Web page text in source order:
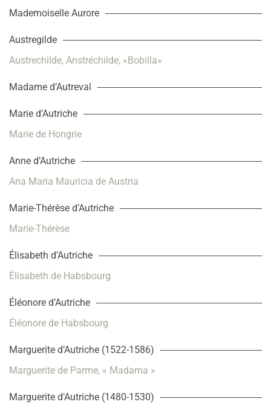
Mademoiselle Aurore
Austregilde
Austrechilde, Anstréchilde, «Bobilla»
Madame d’Autreval
Marie d’Autriche
Marie de Hongrie
Anne d’Autriche
Ana Maria Mauricia de Austria
Marie-Thérèse d’Autriche
Marie-Thérèse
Élisabeth d’Autriche
Élisabeth de Habsbourg
Éléonore d’Autriche
Éléonore de Habsbourg
Marguerite d’Autriche (1522-1586)
Marguerite de Parme, « Madama »
Marguerite d’Autriche (1480-1530)